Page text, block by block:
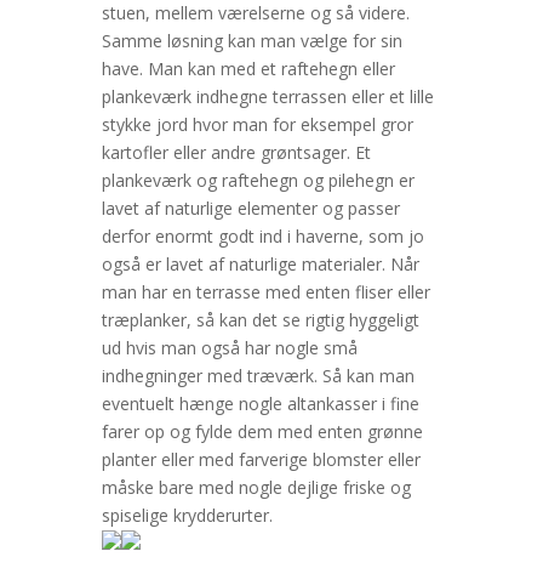
stuen, mellem værelserne og så videre.
Samme løsning kan man vælge for sin
have. Man kan med et raftehegn eller
plankeværk indhegne terrassen eller et lille
stykke jord hvor man for eksempel gror
kartofler eller andre grøntsager. Et
plankeværk og raftehegn og pilehegn er
lavet af naturlige elementer og passer
derfor enormt godt ind i haverne, som jo
også er lavet af naturlige materialer. Når
man har en terrasse med enten fliser eller
træplanker, så kan det se rigtig hyggeligt
ud hvis man også har nogle små
indhegninger med træværk. Så kan man
eventuelt hænge nogle altankasser i fine
farer op og fylde dem med enten grønne
planter eller med farverige blomster eller
måske bare med nogle dejlige friske og
spiselige krydderurter.